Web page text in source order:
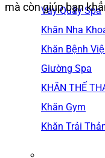
Váy Quây Spa
Khăn Nha
Khăn Bệnh
Giường Spa
KHĂN THỂ
Khăn Gym
Khăn Trải
mà còn giúp bạn